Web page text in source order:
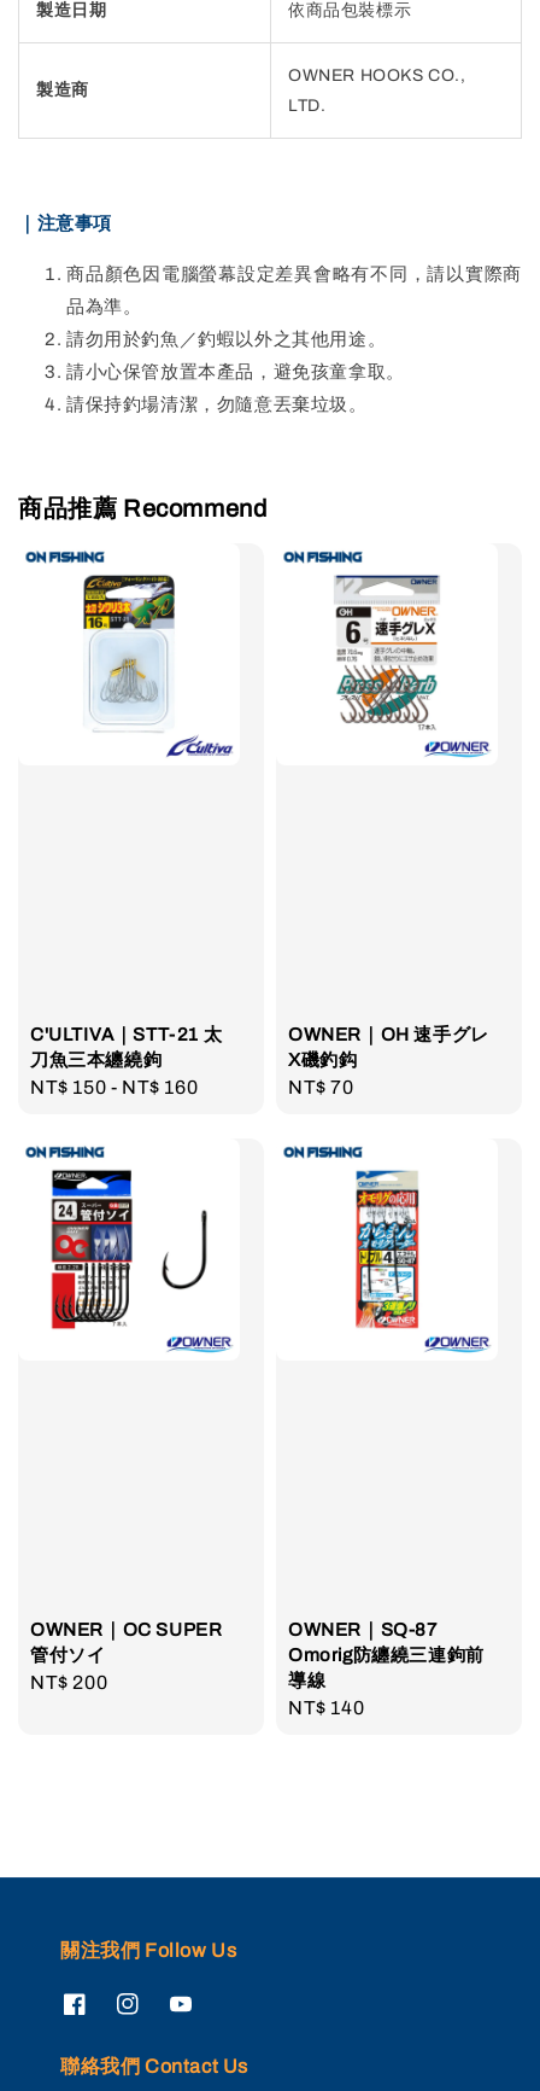
製造日期 依商品包裝標示
製造商
OWNER HOOKS CO.,
LTD.
｜注意事項
商品顏色因電腦螢幕設定差異會略有不同，請以實際商
品為準。
請勿用於釣魚／釣蝦以外之其他用途。
請小心保管放置本產品，避免孩童拿取。
請保持釣場清潔，勿隨意丟棄垃圾。
商品推薦 Recommend
C'ULTIVA｜STT-21 太
刀魚三本纏繞鉤
Regular
NT$ 150 - NT$ 160
OWNER｜OH 速手グレ
X磯釣鈎
Regular
NT$ 70
OWNER｜OC SUPER
管付ソイ
Regular
NT$ 200
OWNER｜SQ-87
Omorig防纏繞三連鉤前
導線
Regular
NT$ 140
關注我們 Follow Us
聯絡我們 Contact Us